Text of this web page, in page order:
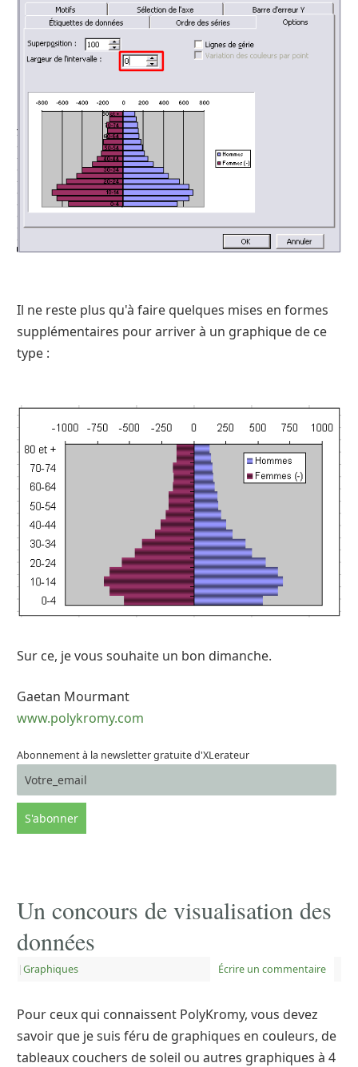
Il ne reste plus qu'à faire quelques mises en formes
supplémentaires pour arriver à un graphique de ce
type :
Sur ce, je vous souhaite un bon dimanche.
Gaetan Mourmant
www.polykromy.com
Abonnement à la newsletter gratuite d'XLerateur
Un concours de visualisation des
données
|Graphiques Écrire un commentaire
Pour ceux qui connaissent PolyKromy, vous devez
savoir que je suis féru de graphiques en couleurs, de
tableaux couchers de soleil ou autres graphiques à 4